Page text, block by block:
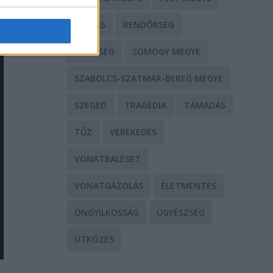
RABLÁS RENDŐRSÉG
SEGÍTSÉG SOMOGY MEGYE
SZABOLCS-SZATMÁR-BEREG MEGYE
SZEGED TRAGÉDIA TÁMADÁS
TŰZ VEREKEDÉS
VONATBALESET
VONATGÁZOLÁS ÉLETMENTÉS
ÖNGYILKOSSÁG ÜGYÉSZSÉG
ÜTKÖZÉS